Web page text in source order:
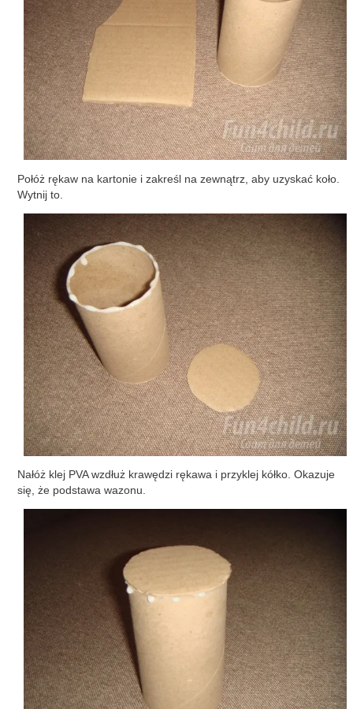
Połóż rękaw na kartonie i zakreśl na zewnątrz, aby uzyskać koło.
Wytnij to.
Nałóż klej PVA wzdłuż krawędzi rękawa i przyklej kółko. Okazuje
się, że podstawa wazonu.